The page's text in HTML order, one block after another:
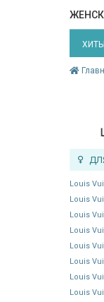
Louis
Louis
Louis
Louis
Louis
Louis
Louis
Louis